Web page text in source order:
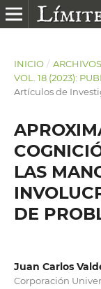
INICIO / ARCHIVOS
VOL. 18 (2023):
Artículos de
LAS
DE
Juan Carlos
Corporación